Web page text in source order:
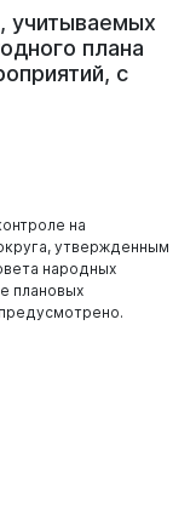
учитываемых
плана
с
на
утвержденным
народных
плановых